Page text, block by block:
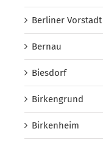
Berliner Vorstadt
Bernau
Biesdorf
Birkengrund
Birkenheim